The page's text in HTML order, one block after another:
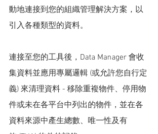
動地連接到您的組織管理解決方案，以
引入各種類型的資料。
連接至您的工具後，Data Manager 會收
集資料並應用專屬邏輯 (或允許您自行定
義) 來清理資料 - 移除重複物件、停用物
件或未在各平台中列出的物件，並在各
資料來源中產生總數、唯一性及有